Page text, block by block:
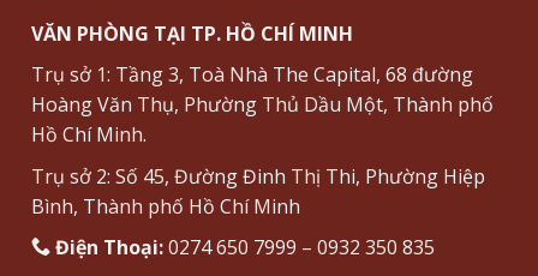
VĂN PHÒNG TẠI TP. HỒ CHÍ MINH
Trụ sở 1: Tầng 3, Toà Nhà The Capital, 68 đường
Hoàng Văn Thụ, Phường Thủ Dầu Một, Thành phố
Hồ Chí Minh.
Trụ sở 2: Số 45, Đường Đinh Thị Thi, Phường Hiệp
Bình, Thành phố Hồ Chí Minh
Điện Thoại:0274 650 7999 – 0932 350 835